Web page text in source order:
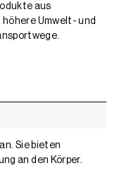
aus
Umwelt- und
Sie bieten
an den Körper.